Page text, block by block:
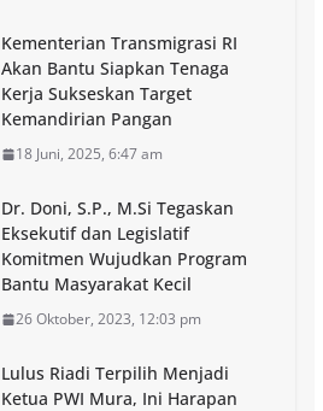
Kementerian Transmigrasi RI
Akan Bantu Siapkan Tenaga
Kerja Sukseskan Target
Kemandirian Pangan
18 Juni, 2025, 6:47 am
Dr. Doni, S.P., M.Si Tegaskan
Eksekutif dan Legislatif
Komitmen Wujudkan Program
Bantu Masyarakat Kecil
26 Oktober, 2023, 12:03 pm
Lulus Riadi Terpilih Menjadi
Ketua PWI Mura, Ini Harapan